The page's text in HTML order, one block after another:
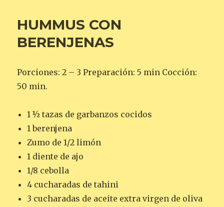
HUMMUS CON
BERENJENAS
Porciones: 2 – 3 Preparación: 5 min Cocción:
50 min.
1 ½ tazas de garbanzos cocidos
1 berenjena
Zumo de 1/2 limón
1 diente de ajo
1/8 cebolla
4 cucharadas de tahini
3 cucharadas de aceite extra virgen de oliva